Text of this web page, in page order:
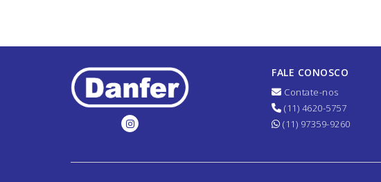
FALE CONOSCO
Contate-nos
(11) 4620-5757
(11) 97359-9260